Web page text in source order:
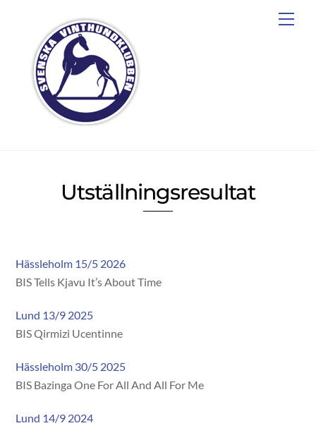
Utställningsresultat
Hässleholm 15/5 2026
BIS Tells Kjavu It’s About Time
Lund 13/9 2025
BIS Qirmizi Ucentinne
Hässleholm 30/5 2025
BIS Bazinga One For All And All For Me
Lund 14/9 2024